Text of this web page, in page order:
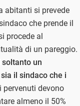
abitanti si prevede
che prende il
procede al
di un pareggio.
un
il sindaco che i
pervenuti devono
almeno il 50%